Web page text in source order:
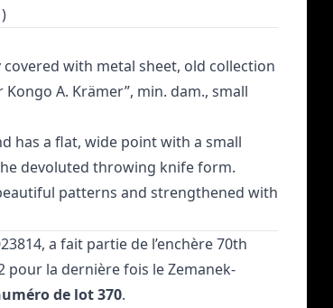
with metal sheet, old collection
A. Krämer”, min. dam., small
has a flat, wide point with a small
devoluted throwing knife form.
patterns and strengthened with
a fait partie de l’enchère70th
pour la dernière fois le Zemanek-
de lot 370.